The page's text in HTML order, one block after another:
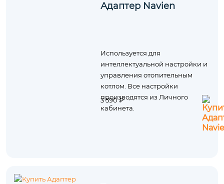
Адаптер Navien
Используется для
интеллектуальной настройки и
управления отопительным
котлом. Все настройки
производятся из Личного
кабинета.
3 590 ₽